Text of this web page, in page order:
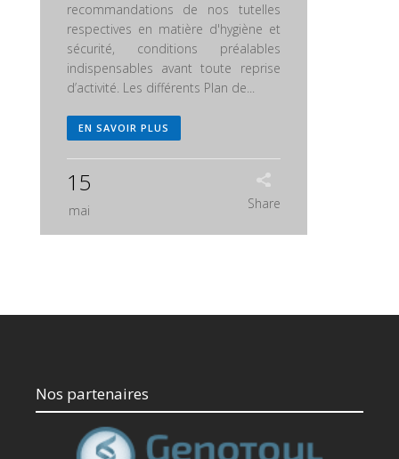
recommandations de nos tutelles
respectives en matière d'hygiène et
sécurité, conditions préalables
indispensables avant toute reprise
d’activité. Les différents Plan de...
EN SAVOIR PLUS
15
mai Share
Nos partenaires